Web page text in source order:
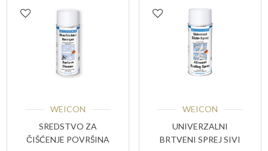
WEICON
SREDSTVO ZA
ČIŠĆENJE POVRŠINA
WEICON
UNIVERZALNI
BRTVENI SPREJ SIVI